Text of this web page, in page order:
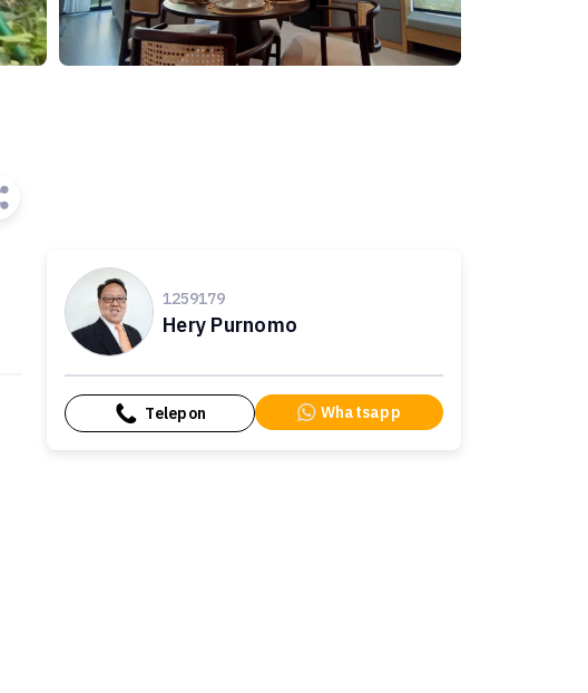
1259179
Hery Purnomo
Telepon Whatsapp